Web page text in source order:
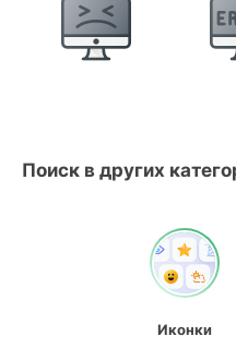
Поиск в других
Иконки